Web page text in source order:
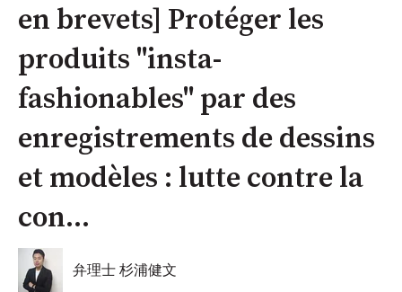
en brevets] Protéger les
produits "insta-
fashionables" par des
enregistrements de dessins
et modèles : lutte contre la
con...
弁理士 杉浦健文